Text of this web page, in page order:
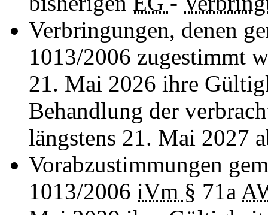
Verbringungen, denen
1013/2006 zugestimmt
21. Mai 2026 ihre
Behandlung der
längstens 21. Mai 2027
Vorabzustimmungen
1013/2006 iVm § 71a